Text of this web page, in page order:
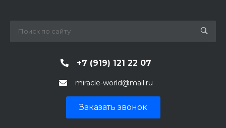
+7 (919) 121 22 07
miracle-world@mail.ru
Заказать звонок